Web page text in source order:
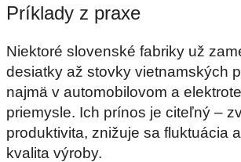
Príklady z praxe
Niektoré slovenské fabriky už
desiatky až stovky vietnamských
najmä v automobilovom a
priemysle. Ich prínos je citeľný –
produktivita, znižuje sa fluktuácia
kvalita výroby.